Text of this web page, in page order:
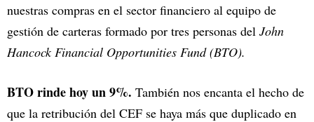
nuestras compras en el sector financiero al equipo de
gestión de carteras formado por tres personas del John
Hancock Financial Opportunities Fund (BTO).
BTO rinde hoy un 9%. También nos encanta el hecho de
que la retribución del CEF se haya más que duplicado en